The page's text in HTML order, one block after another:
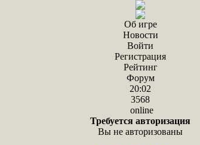
Об игре
Новости
Войти
Регистрация
Рейтинг
Форум
20:02
3568
online
Требуется авторизация
Вы не авторизованы